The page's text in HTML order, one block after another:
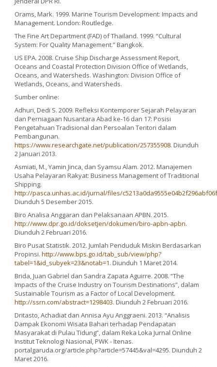
Orams, Mark. 1999. Marine Tourism Development: Impacts and
Management. London: Routledge.
The Fine Art Department (FAD) of Thailand. 1999. “Cultural
System: For Quality Management.” Bangkok.
US EPA. 2008. Cruise Ship Discharge Assessment Report,
Oceans and Coastal Protection Division Office of Wetlands,
Oceans, and Watersheds. Washington: Division Office of
Wetlands, Oceans, and Watersheds.
Sumber online:
Adhuri, Dedi S. 2009. Refleksi Kontemporer Sejarah Pelayaran
dan Perniagaan Nusantara Abad ke‐16 dan 17: Posisi
Pengetahuan Tradisional dan Persoalan Teritori dalam
Pembangunan.
https://www.researchgate.net/publication/257355908. Diunduh
2 Januari 2013.
Asmiati, M., Yamin Jinca, dan Syamsu Alam. 2012. Manajemen
Usaha Pelayaran Rakyat: Business Management of Traditional
Shipping.
http://pasca.unhas.ac.id/jurnal/files/
Diunduh 5 Desember 2015.
Biro Analisa Anggaran dan Pelaksanaan APBN. 2015.
http://www.dpr.go.id/doksetjen/dokumen/biro-apbn-apbn.
Diunduh 2 Februari 2016.
Biro Pusat Statistik. 2012. Jumlah Penduduk Miskin Berdasarkan
Propinsi. http://www.bps.go.id/tab_sub/view/php?
tabel=1&id_subyek=23&notab=1. Diunduh 1 Maret 2014.
Brida, Juan Gabriel dan Sandra Zapata Aguirre. 2008. “The
Impacts of the Cruise Industry on Tourism Destinations”, dalam
Sustainable Tourism as a Factor of Local Development.
http://ssrn.com/abstract=1298403. Diunduh 2 Februari 2016.
Dritasto, Achadiat dan Annisa Ayu Anggraeni. 2013. “Analisis
Dampak Ekonomi Wisata Bahari terhadap Pendapatan
Masyarakat di Pulau Tidung”, dalam Reka Loka Jurnal Online
Institut Teknologi Nasional, PWK - Itenas.
portalgaruda.org/article.php?article=57445&val=4295. Diunduh 2
Maret 2016.